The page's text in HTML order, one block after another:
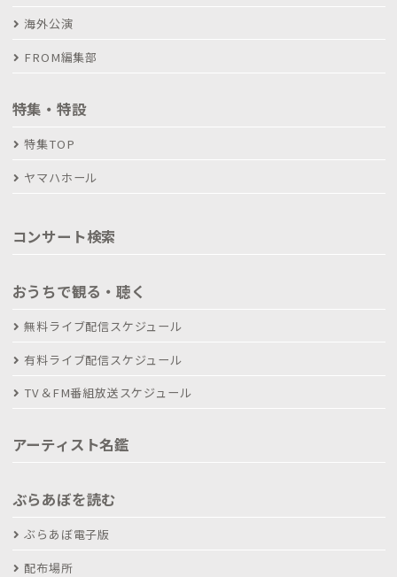
海外公演
FROM編集部
特集・特設
特集TOP
ヤマハホール
コンサート検索
おうちで観る・聴く
無料ライブ配信スケジュール
有料ライブ配信スケジュール
TV＆FM番組放送スケジュール
アーティスト名鑑
ぶらあぼを読む
ぶらあぼ電子版
配布場所